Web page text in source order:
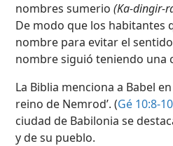
nombres sumerio (Ka-dingir-
De modo que los habitantes
nombre para evitar el
nombre siguió teniendo una
La Biblia menciona a Babel
reino de Nemrod’. (Gé 10:8-10
ciudad de Babilonia se
y de su pueblo.